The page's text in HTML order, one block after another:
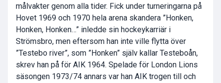
målvakter genom alla tider. Fick under turneringarna på
Hovet 1969 och 1970 hela arena skandera ”Honken,
Honken, Honken…” inledde sin hockeykarriär i
Strömsbro, men eftersom han inte ville flytta över
”Testebo river”, som ”Honken” själv kallar Testeboån,
skrev han på för AIK 1964. Spelade för London Lions
säsongen 1973/74 annars var han AIK trogen till och